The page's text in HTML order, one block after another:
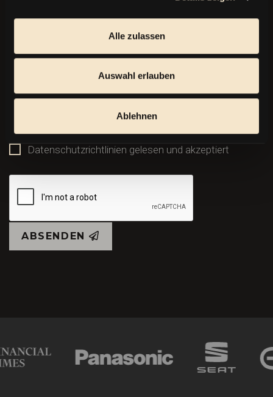
Alle zulassen
Auswahl erlauben
Ablehnen
Datenschutzrichtlinien gelesen und akzeptiert
ABSENDEN